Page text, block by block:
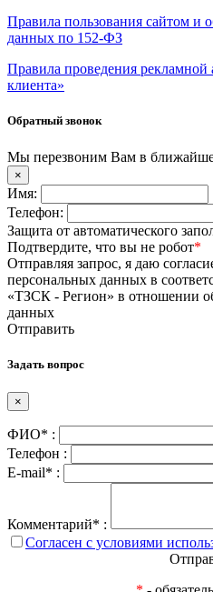
Правила пользования сайтом и
данных по 152-ФЗ
Правила проведения
клиента»
Обратный звонок
Мы перезвоним Вам в
×
Имя:
Телефон:
Защита от автоматического
Подтвердите, что вы не робот*
Отправляя запрос, я даю
персональных данных в
«ТЗСК - Регион» в отношении
данных
Отправить
Задать вопрос
×
ФИО* :
Телефон :
E-mail* :
Комментарий* :
Согласен с условиями